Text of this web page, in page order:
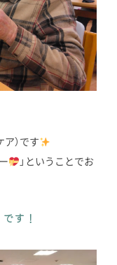
）です
」ということでお
です！